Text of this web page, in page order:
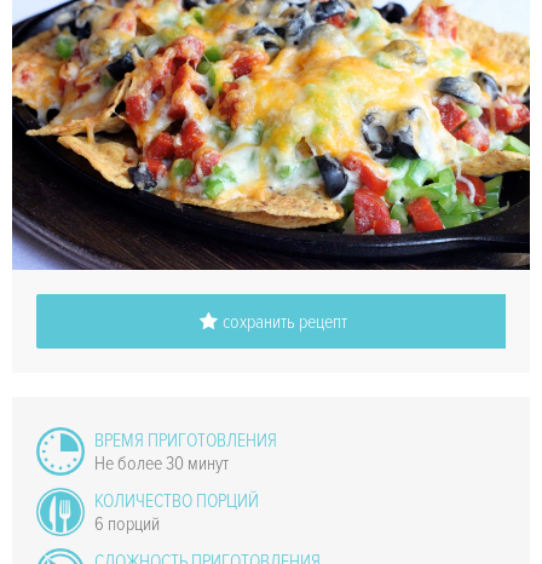
сохранить рецепт
ВРЕМЯ ПРИГОТОВЛЕНИЯ
Не более 30 минут
КОЛИЧЕСТВО ПОРЦИЙ
6 порций